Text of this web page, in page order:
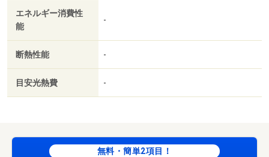
エネルギー消費性
能
-
断熱性能 -
目安光熱費 -
無料・簡単2項目！